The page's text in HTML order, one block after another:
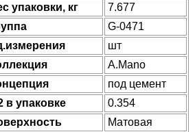
упаковки, кг
7.677
G-0471
шт
A.Mano
под цемент
в упаковке
0.354
Матовая